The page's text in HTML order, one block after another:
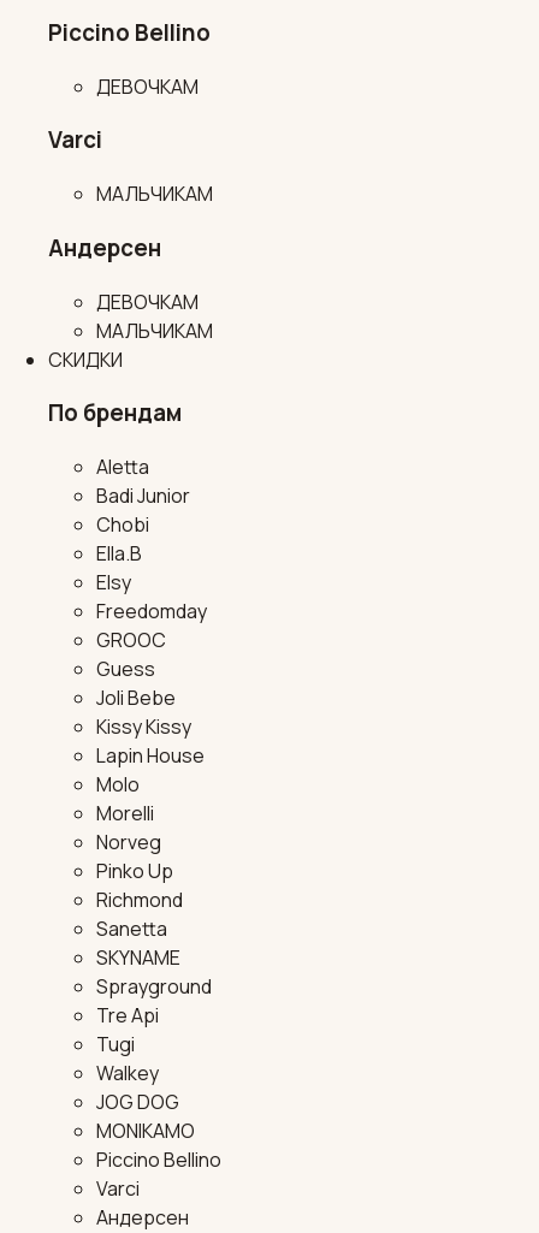
Piccino Bellino
ДЕВОЧКАМ
Varci
МАЛЬЧИКАМ
Андерсен
ДЕВОЧКАМ
МАЛЬЧИКАМ
СКИДКИ
По брендам
Aletta
Badi Junior
Chobi
Ella.B
Elsy
Freedomday
GROOC
Guess
Joli Bebe
Kissy Kissy
Lapin House
Molo
Morelli
Norveg
Pinko Up
Richmond
Sanetta
SKYNAME
Sprayground
Tre Api
Tugi
Walkey
JOG DOG
MONIKAMO
Piccino Bellino
Varci
Андерсен